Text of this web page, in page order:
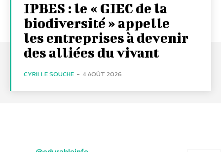
IPBES : le « GIEC de la
biodiversité » appelle
les entreprises à devenir
des alliées du vivant
CYRILLE SOUCHE - 4 AOÛT 2026